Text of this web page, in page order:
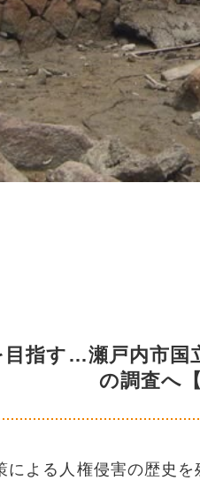
目指す…瀬戸内市国
の調査へ
による人権侵害の歴史